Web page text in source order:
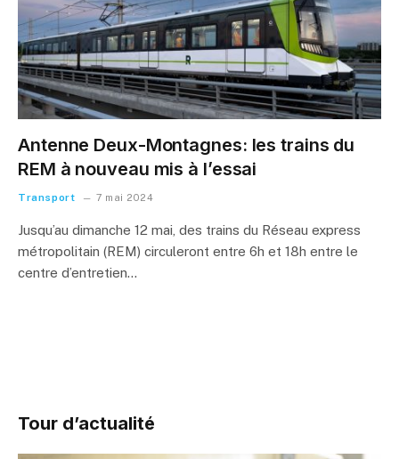
Antenne Deux-Montagnes: les trains du
REM à nouveau mis à l’essai
Transport 7 mai 2024
Jusqu’au dimanche 12 mai, des trains du Réseau express
métropolitain (REM) circuleront entre 6h et 18h entre le
centre d’entretien…
Tour d’actualité